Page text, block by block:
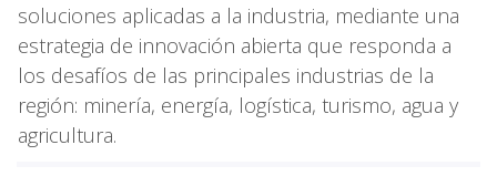
soluciones aplicadas a la industria, mediante una
estrategia de innovación abierta que responda a
los desafíos de las principales industrias de la
región: minería, energía, logística, turismo, agua y
agricultura.